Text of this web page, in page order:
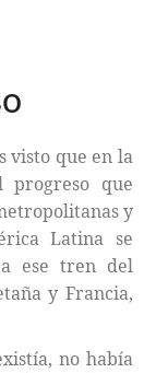
visto que en la
que
y
Latina se
ese tren del
y Francia,
no había